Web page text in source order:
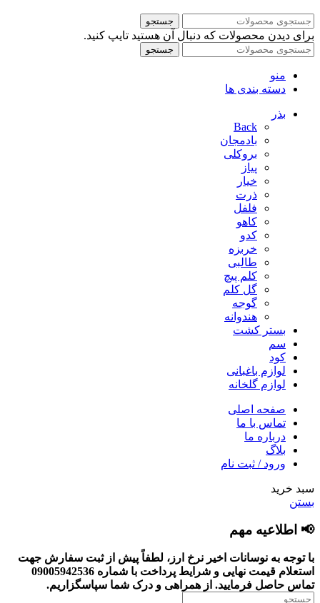
جستجو
برای دیدن محصولات که دنبال آن هستید تایپ کنید.
جستجو
منو
دسته بندی ها
بذر
Back
بادمجان
بروکلی
پیاز
خیار
ذرت
فلفل
کاهو
کدو
خربزه
طالبی
کلم پیچ
گل کلم
گوجه
هندوانه
بستر کشت
سم
کود
لوازم باغبانی
لوازم گلخانه
صفحه اصلی
تماس با ما
درباره ما
بلاگ
ورود / ثبت نام
سبد خرید
بستن
📢 اطلاعیه مهم
با توجه به نوسانات اخیر نرخ ارز، لطفاً پیش از ثبت سفارش جهت
استعلام قیمت نهایی و شرایط پرداخت با شماره 09005942536
تماس حاصل فرمایید. از همراهی و درک شما سپاسگزاریم.